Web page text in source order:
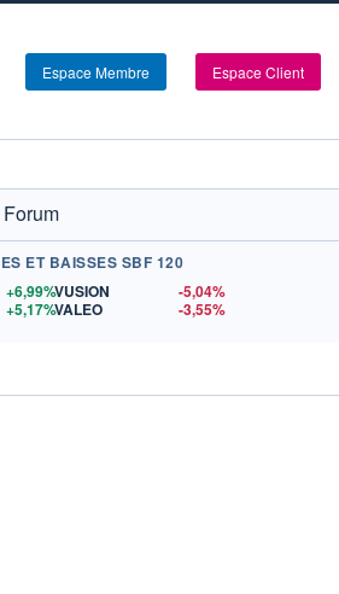
Espace Membre Espace Client
Forum
ET BAISSES SBF 120
+6,99%
+5,17%
VUSION
-5,04%
VALEO
-3,55%